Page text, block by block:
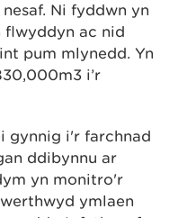
Ni fyddwn yn
flwyddyn ac nid
pum mlynedd. Yn
i’r
gynnig i'r farchnad
ddibynnu ar
yn monitro'r
ymlaen